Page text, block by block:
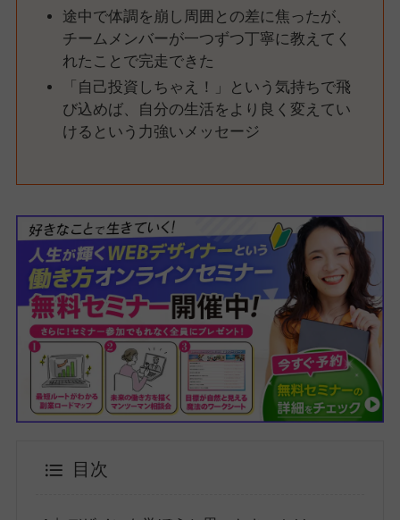
途中で体調を崩し周囲との差に焦ったが、
チームメンバーが一つずつ丁寧に教えてく
れたことで完走できた
「自己投資しちゃえ！」という気持ちで飛
び込めば、自分の生活をより良く変えてい
けるという力強いメッセージ
目次